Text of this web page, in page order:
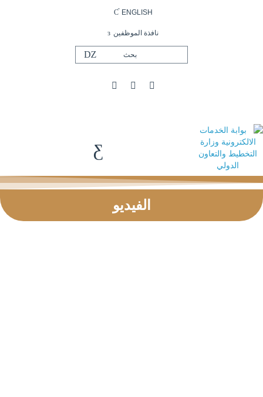
ENGLISH
نافذة الموظفين
الفيديو